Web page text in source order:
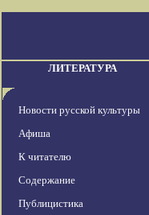
ЛИТЕРАТУРА
Новости русской культуры
Афиша
К читателю
Содержание
Публицистика